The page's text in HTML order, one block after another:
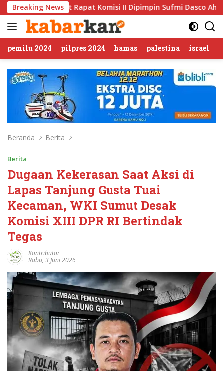
Langsung
ke
konten
Breaking News
Komisi II Dipimpin Sufmi Dasco Ahmad Jalin
pemilu 2024 pilpres 2024 hamas palestina israel
Beranda Berita
Berita
Dugaan Kekerasan Saat Aksi di
Lapas Tanjung Gusta Tuai
Kecaman, WKI Sumut Desak
Komisi XIII DPR RI Bertindak
Tegas
Kontributor
Rabu, 3 Juni 2026